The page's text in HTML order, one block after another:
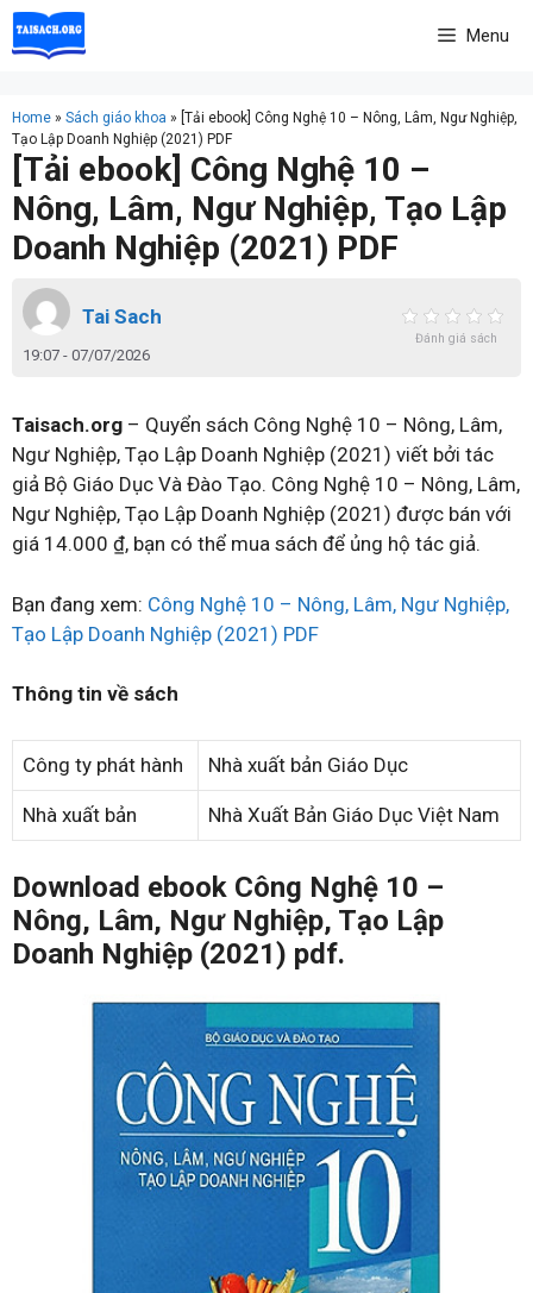
Skip
to
Menu
Home » Sách giáo khoa » [Tải ebook] Công Nghệ 10 – Nông, Lâm, Ngư Nghiệp,
Tạo Lập Doanh Nghiệp (2021) PDF
[Tải ebook] Công Nghệ 10 –
Nông, Lâm, Ngư Nghiệp, Tạo Lập
Doanh Nghiệp (2021) PDF
Tai Sach
19:07 - 07/07/2026
Đánh giá sách
Taisach.org – Quyển sách Công Nghệ 10 – Nông, Lâm,
Ngư Nghiệp, Tạo Lập Doanh Nghiệp (2021) viết bởi tác
giả Bộ Giáo Dục Và Đào Tạo. Công Nghệ 10 – Nông, Lâm,
Ngư Nghiệp, Tạo Lập Doanh Nghiệp (2021) được bán với
giá 14.000 ₫, bạn có thể mua sách để ủng hộ tác giả.
Bạn đang xem: Công Nghệ 10 – Nông, Lâm, Ngư Nghiệp,
Tạo Lập Doanh Nghiệp (2021) PDF
Thông tin về sách
Công ty phát hành Nhà xuất bản Giáo Dục
Nhà xuất bản Nhà Xuất Bản Giáo Dục Việt Nam
Download ebook Công Nghệ 10 –
Nông, Lâm, Ngư Nghiệp, Tạo Lập
Doanh Nghiệp (2021) pdf.